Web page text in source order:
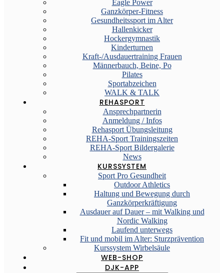
Eagle Power
Ganzkörper-Fitness
Gesundheitssport im Alter
Hallenkicker
Hockergymnastik
Kinderturnen
Kraft-/Ausdauertraining Frauen
Männerbauch, Beine, Po
Pilates
Sportabzeichen
WALK & TALK
REHASPORT
Ansprechpartnerin
Anmeldung / Infos
Rehasport Übungsleitung
REHA-Sport Trainingszeiten
REHA-Sport Bildergalerie
News
KURSSYSTEM
Sport Pro Gesundheit
Outdoor Athletics
Haltung und Bewegung durch
Ganzkörperkräftigung
Ausdauer auf Dauer – mit Walking und
Nordic Walking
Laufend unterwegs
Fit und mobil im Alter: Sturzprävention
Kurssystem Wirbelsäule
WEB-SHOP
DJK-APP